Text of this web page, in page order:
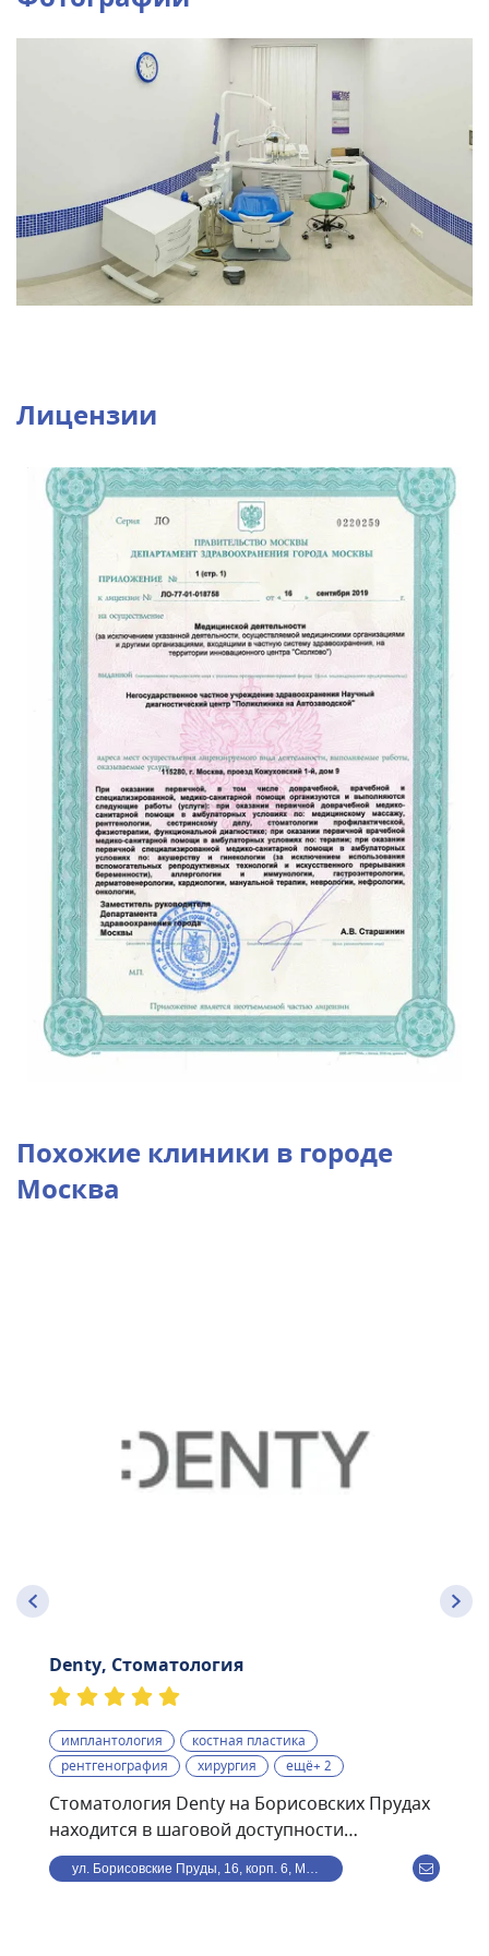
Лицензии
Похожие клиники в городе
Москва
Denty, Стоматология
имплантология
костная пластика
рентгенография
хирургия ещё+ 2
Стоматология Denty на Борисовских Прудах
находится в шаговой доступности
от станции метро
Борисово.Стоматологическая клиника Denty
ул. Борисовские Пруды, 16, корп. 6, Москва, Россия